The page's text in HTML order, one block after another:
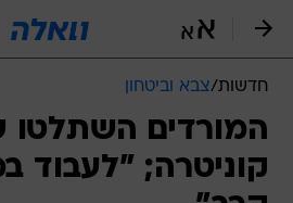
חדשות/צבא וביטחון
המורדים השתלטו
קוניטרה; "לעבוד